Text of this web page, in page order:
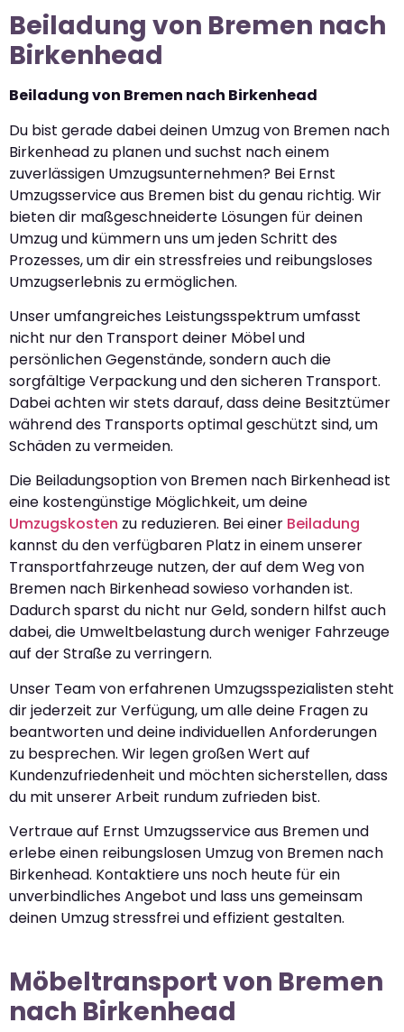
Beiladung von Bremen nach
Birkenhead
Beiladung von Bremen nach Birkenhead
Du bist gerade dabei deinen Umzug von Bremen nach
Birkenhead zu planen und suchst nach einem
zuverlässigen Umzugsunternehmen? Bei Ernst
Umzugsservice aus Bremen bist du genau richtig. Wir
bieten dir maßgeschneiderte Lösungen für deinen
Umzug und kümmern uns um jeden Schritt des
Prozesses, um dir ein stressfreies und reibungsloses
Umzugserlebnis zu ermöglichen.
Unser umfangreiches Leistungsspektrum umfasst
nicht nur den Transport deiner Möbel und
persönlichen Gegenstände, sondern auch die
sorgfältige Verpackung und den sicheren Transport.
Dabei achten wir stets darauf, dass deine Besitztümer
während des Transports optimal geschützt sind, um
Schäden zu vermeiden.
Die Beiladungsoption von Bremen nach Birkenhead ist
eine kostengünstige Möglichkeit, um deine
Umzugskosten zu reduzieren. Bei einer Beiladung
kannst du den verfügbaren Platz in einem unserer
Transportfahrzeuge nutzen, der auf dem Weg von
Bremen nach Birkenhead sowieso vorhanden ist.
Dadurch sparst du nicht nur Geld, sondern hilfst auch
dabei, die Umweltbelastung durch weniger Fahrzeuge
auf der Straße zu verringern.
Unser Team von erfahrenen Umzugsspezialisten steht
dir jederzeit zur Verfügung, um alle deine Fragen zu
beantworten und deine individuellen Anforderungen
zu besprechen. Wir legen großen Wert auf
Kundenzufriedenheit und möchten sicherstellen, dass
du mit unserer Arbeit rundum zufrieden bist.
Vertraue auf Ernst Umzugsservice aus Bremen und
erlebe einen reibungslosen Umzug von Bremen nach
Birkenhead. Kontaktiere uns noch heute für ein
unverbindliches Angebot und lass uns gemeinsam
deinen Umzug stressfrei und effizient gestalten.
Möbeltransport von Bremen
nach Birkenhead